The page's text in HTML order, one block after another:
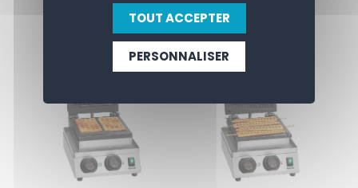
TOUT ACCEPTER
PERSONNALISER